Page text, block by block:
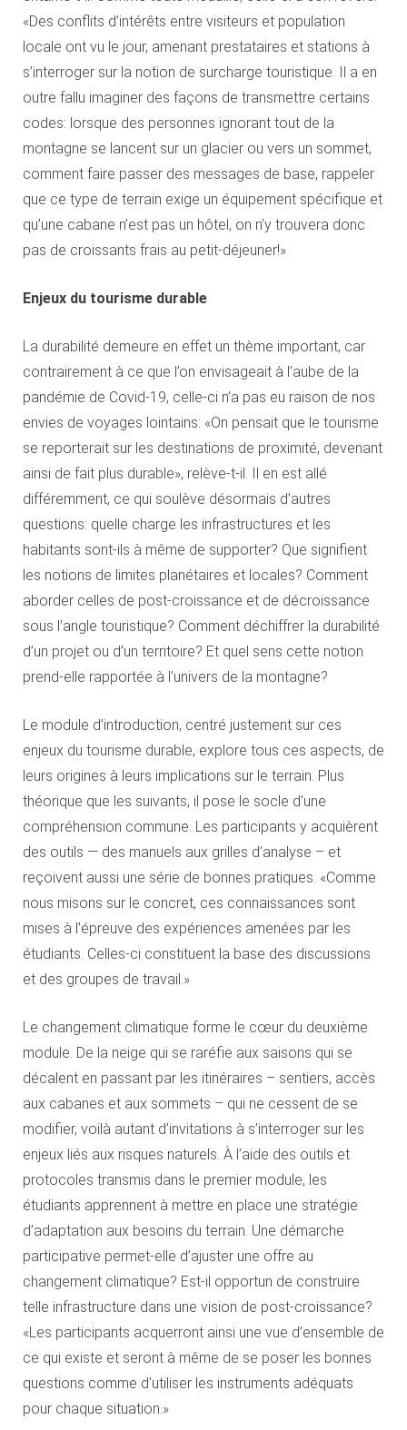
«Des conflits d’intérêts entre visiteurs et population
locale ont vu le jour, amenant prestataires et stations à
s’interroger sur la notion de surcharge touristique. Il a en
outre fallu imaginer des façons de transmettre certains
codes: lorsque des personnes ignorant tout de la
montagne se lancent sur un glacier ou vers un sommet,
comment faire passer des messages de base, rappeler
que ce type de terrain exige un équipement spécifique et
qu’une cabane n’est pas un hôtel, on n’y trouvera donc
pas de croissants frais au petit-déjeuner!»
Enjeux du tourisme durable
La durabilité demeure en effet un thème important, car
contrairement à ce que l’on envisageait à l’aube de la
pandémie de Covid-19, celle-ci n’a pas eu raison de nos
envies de voyages lointains: «On pensait que le tourisme
se reporterait sur les destinations de proximité, devenant
ainsi de fait plus durable», relève-t-il. Il en est allé
différemment, ce qui soulève désormais d’autres
questions: quelle charge les infrastructures et les
habitants sont-ils à même de supporter? Que signifient
les notions de limites planétaires et locales? Comment
aborder celles de post-croissance et de décroissance
sous l’angle touristique? Comment déchiffrer la durabilité
d’un projet ou d’un territoire? Et quel sens cette notion
prend-elle rapportée à l’univers de la montagne?
Le module d’introduction, centré justement sur ces
enjeux du tourisme durable, explore tous ces aspects, de
leurs origines à leurs implications sur le terrain. Plus
théorique que les suivants, il pose le socle d’une
compréhension commune. Les participants y acquièrent
des outils — des manuels aux grilles d’analyse – et
reçoivent aussi une série de bonnes pratiques. «Comme
nous misons sur le concret, ces connaissances sont
mises à l’épreuve des expériences amenées par les
étudiants. Celles-ci constituent la base des discussions
et des groupes de travail.»
Le changement climatique forme le cœur du deuxième
module. De la neige qui se raréfie aux saisons qui se
décalent en passant par les itinéraires – sentiers, accès
aux cabanes et aux sommets – qui ne cessent de se
modifier, voilà autant d’invitations à s’interroger sur les
enjeux liés aux risques naturels. À l’aide des outils et
protocoles transmis dans le premier module, les
étudiants apprennent à mettre en place une stratégie
d’adaptation aux besoins du terrain. Une démarche
participative permet-elle d’ajuster une offre au
changement climatique? Est-il opportun de construire
telle infrastructure dans une vision de post-croissance?
«Les participants acquerront ainsi une vue d’ensemble de
ce qui existe et seront à même de se poser les bonnes
questions comme d’utiliser les instruments adéquats
pour chaque situation.»